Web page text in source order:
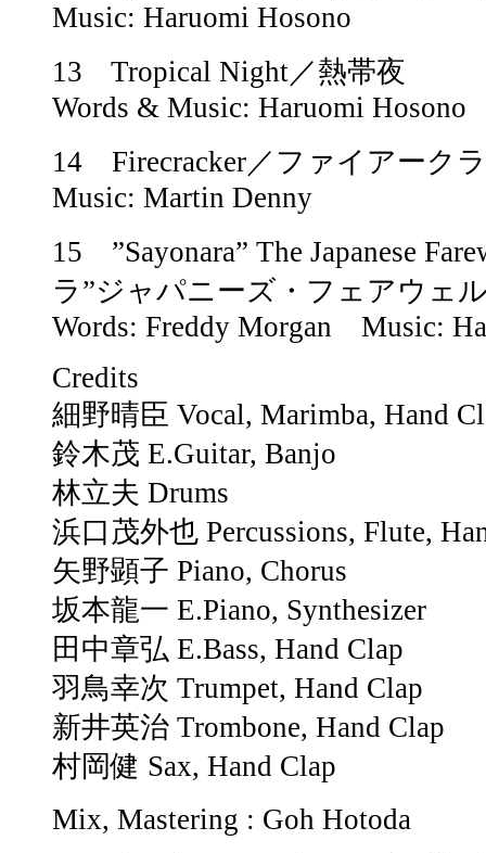
Music: Haruomi Hosono
13 Tropical Night／熱帯夜
Words & Music: Haruomi Hosono
14 Firecracker／ファイアーク
Music: Martin Denny
15 ”Sayonara” The Japanese
ラ”ジャパニーズ・フェアウェ
Words: Freddy Morgan Music:
Credits
細野晴臣 Vocal, Marimba, Hand
鈴木茂 E.Guitar, Banjo
林立夫 Drums
浜口茂外也 Percussions, Flute,
矢野顕子 Piano, Chorus
坂本龍一 E.Piano, Synthesizer
田中章弘 E.Bass, Hand Clap
羽鳥幸次 Trumpet, Hand Clap
新井英治 Trombone, Hand Clap
村岡健 Sax, Hand Clap
Mix, Mastering : Goh Hotoda